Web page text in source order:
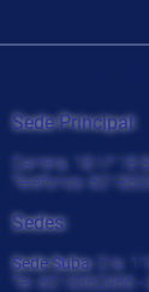
Sede Principal:
Carrera. 18 N° 18
Teléfonos:
Sedes:
Sede Suba: Cra.
Tel: 6015362966 -